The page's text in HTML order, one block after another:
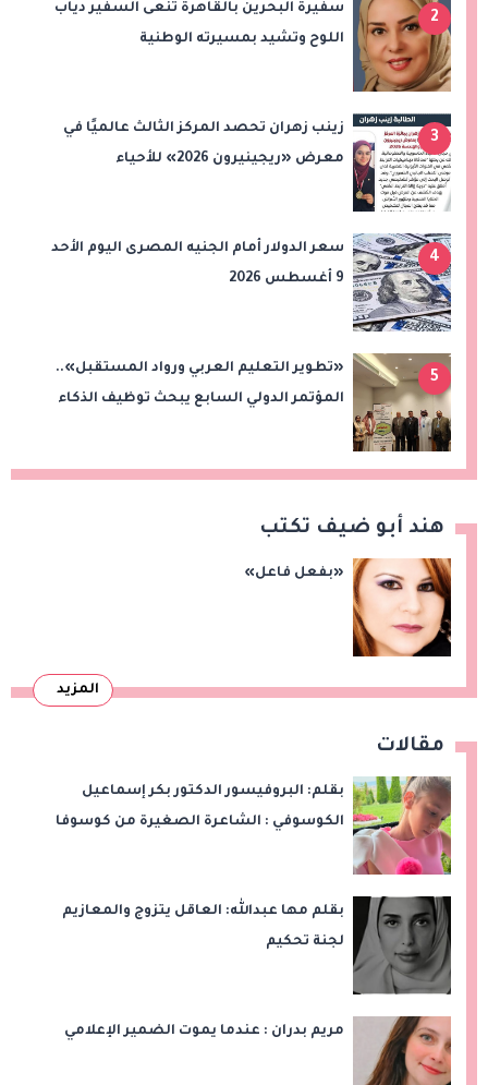
2
سفيرة البحرين بالقاهرة تنعى السفير دياب
اللوح وتشيد بمسيرته الوطنية
3
زينب زهران تحصد المركز الثالث عالميًا في
معرض «ريجينيرون 2026» للأحياء
4
سعر الدولار أمام الجنيه المصرى اليوم الأحد
9 أغسطس 2026
5
«تطوير التعليم العربي ورواد المستقبل»..
المؤتمر الدولي السابع يبحث توظيف الذكاء
هند أبو ضيف تكتب
«بفعل فاعل»
المزيد
مقالات
بقلم: البروفيسور الدكتور بكر إسماعيل
الكوسوفي : الشاعرة الصغيرة من كوسوفا
بقلم مها عبدالله: العاقل يتزوج والمعازيم
لجنة تحكيم
مريم بدران : عندما يموت الضمير الإعلامي